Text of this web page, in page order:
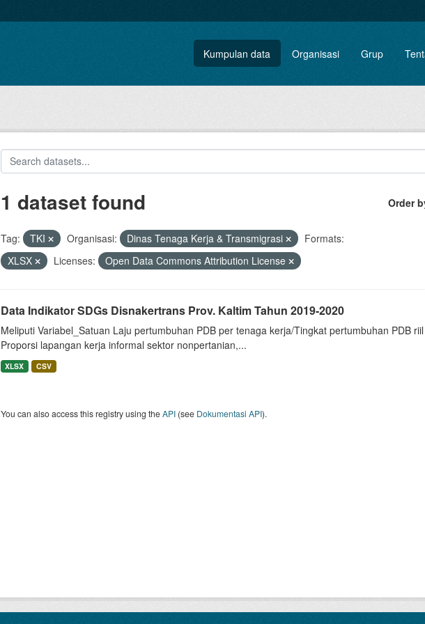
Kumpulan data Organisasi Grup
Order
1 dataset found
Tag: TKI Organisasi: Dinas Tenaga Kerja & Transmigrasi
Formats:
XLSX
Licenses: Open Data Commons Attribution License
Data Indikator SDGs Disnakertrans Prov. Kaltim Tahun 2019-2020
Meliputi Variabel_Satuan Laju pertumbuhan PDB per tenaga kerja/Tingkat pertumbuhan PDB
Proporsi lapangan kerja informal sektor nonpertanian,...
XLSX CSV
You can also access this registry using theAPI(see Dokumentasi API).